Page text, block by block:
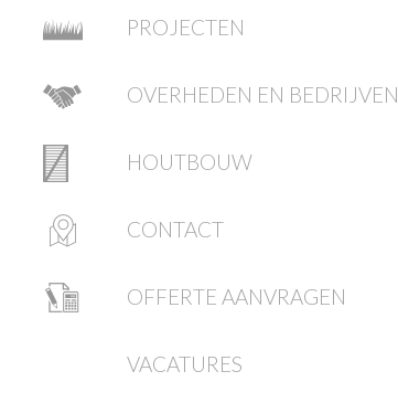
PROJECTEN
OVERHEDEN EN BEDRIJVEN
HOUTBOUW
CONTACT
OFFERTE AANVRAGEN
VACATURES